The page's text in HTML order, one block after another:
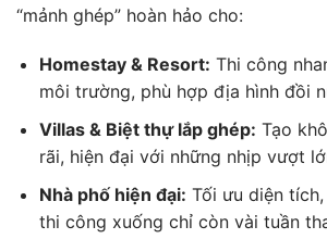
“mảnh ghép” hoàn hảo cho:
Homestay & Resort: Thi công
môi trường, phù hợp địa hình đồi
Villas & Biệt thự lắp ghép: Tạo
rãi, hiện đại với những nhịp vượt
Nhà phố hiện đại: Tối ưu diện
thi công xuống chỉ còn vài tuần